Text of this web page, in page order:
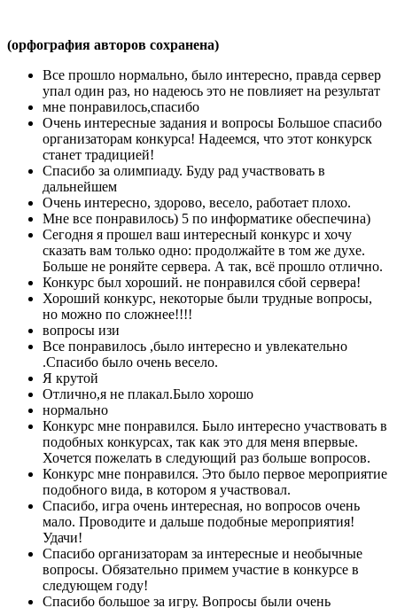
(орфография авторов сохранена)
Все прошло нормально, было интересно, правда сервер
упал один раз, но надеюсь это не повлияет на результат
мне понравилось,спасибо
Очень интересные задания и вопросы Большое спасибо
организаторам конкурса! Надеемся, что этот конкурск
станет традицией!
Спасибо за олимпиаду. Буду рад участвовать в
дальнейшем
Очень интересно, здорово, весело, работает плохо.
Мне все понравилось) 5 по информатике обеспечина)
Сегодня я прошел ваш интересный конкурс и хочу
сказать вам только одно: продолжайте в том же духе.
Больше не роняйте сервера. А так, всё прошло отлично.
Конкурс был хороший. не понравился сбой сервера!
Хороший конкурс, некоторые были трудные вопросы,
но можно по сложнее!!!!
вопросы изи
Все понравилось ,было интересно и увлекательно
.Спасибо было очень весело.
Я крутой
Отлично,я не плакал.Было хорошо
нормально
Конкурс мне понравился. Было интересно участвовать в
подобных конкурсах, так как это для меня впервые.
Хочется пожелать в следующий раз больше вопросов.
Конкурс мне понравился. Это было первое мероприятие
подобного вида, в котором я участвовал.
Спасибо, игра очень интересная, но вопросов очень
мало. Проводите и дальше подобные мероприятия!
Удачи!
Спасибо организаторам за интересные и необычные
вопросы. Обязательно примем участие в конкурсе в
следующем году!
Спасибо большое за игру. Вопросы были очень